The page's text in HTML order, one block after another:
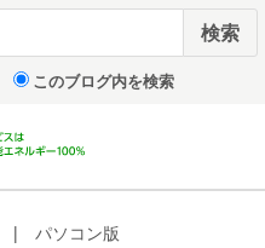
このブログ内を検索
| パソコン版